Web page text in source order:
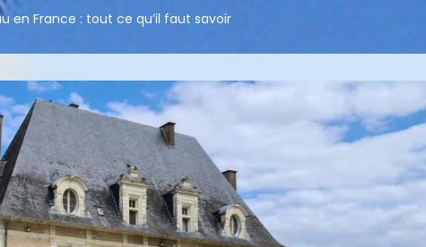
en France : tout ce qu’il faut savoir